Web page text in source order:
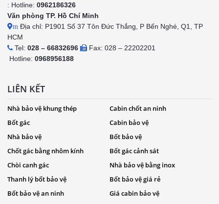
: Hotline: 0962186326
Văn phòng TP. Hồ Chí Minh
m Địa chỉ: P1901 Số 37 Tôn Đức Thắng, P Bến Nghé, Q1, TP
HCM
Tel: 028 – 66832696
Fax: 028 – 22202201
Hotline: 0968956188
LIÊN KẾT
Nhà bảo vệ khung thép
Cabin chốt an ninh
Bốt gác
Cabin bảo vệ
Nhà bảo vệ
Bốt bảo vệ
Chốt gác bằng nhôm kính
Bốt gác cảnh sát
Chòi canh gác
Nhà bảo vệ bằng inox
Thanh lý bốt bảo vệ
Bốt bảo vệ giá rẻ
Bốt bảo vệ an ninh
Giá cabin bảo vệ